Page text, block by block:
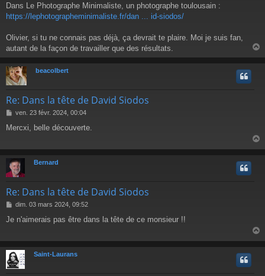
s
s
g
Dans Le Photographe Minimaliste, un photographe toulousain :
https://lephotographeminimaliste.fr/dan ... id-siodos/
Olivier, si tu ne connais pas déjà, ça devrait te plaire. Moi je suis fan,
autant de la façon de travailler que des résultats.
a
beacolbert
Re: Dans la tête de David Siodos
M
s
e
ven. 23 févr. 2024, 00:04
Mercxi, belle découverte.
a
Bernard
Re: Dans la tête de David Siodos
M
s
a
g
e
dim. 03 mars 2024, 09:52
Je n'aimerais pas être dans la tête de ce monsieur !!
a
Saint-Laurans